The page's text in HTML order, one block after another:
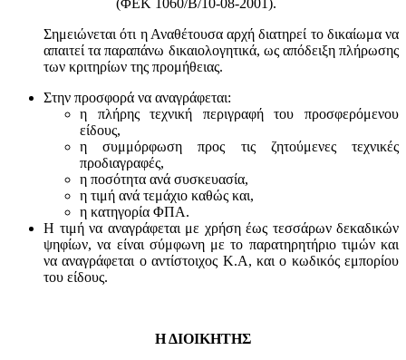
(ΦΕΚ 1060/Β/10-08-2001).
Σημειώνεται ότι η Αναθέτουσα αρχή διατηρεί το δικαίωμα να
απαιτεί τα παραπάνω δικαιολογητικά, ως απόδειξη πλήρωσης
των κριτηρίων της προμήθειας.
Στην προσφορά να αναγράφεται:
η πλήρης τεχνική περιγραφή του προσφερόμενου
είδους,
η συμμόρφωση προς τις ζητούμενες τεχνικές
προδιαγραφές,
η ποσότητα ανά συσκευασία,
η τιμή ανά τεμάχιο καθώς και,
η κατηγορία ΦΠΑ.
Η τιμή να αναγράφεται με χρήση έως τεσσάρων δεκαδικών
ψηφίων, να είναι σύμφωνη με το παρατηρητήριο τιμών και
να αναγράφεται ο αντίστοιχος Κ.Α, και ο κωδικός εμπορίου
του είδους.
Η ΔΙΟΙΚΗΤΗΣ